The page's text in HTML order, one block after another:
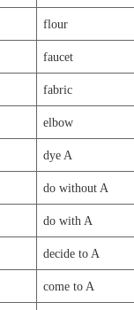
flour
faucet
fabric
elbow
dye A
do without A
do with A
decide to A
come to A